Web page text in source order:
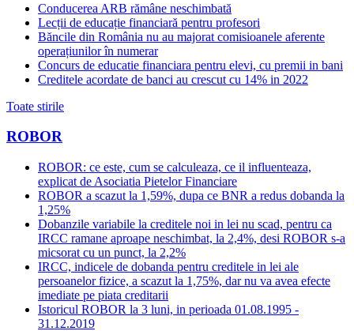
Conducerea ARB rămâne neschimbată
Lecții de educație financiară pentru profesori
Băncile din România nu au majorat comisioanele aferente
operațiunilor în numerar
Concurs de educatie financiara pentru elevi, cu premii in bani
Creditele acordate de banci au crescut cu 14% in 2022
Toate stirile
ROBOR
ROBOR: ce este, cum se calculeaza, ce il influenteaza,
explicat de Asociatia Pietelor Financiare
ROBOR a scazut la 1,59%, dupa ce BNR a redus dobanda la
1,25%
Dobanzile variabile la creditele noi in lei nu scad, pentru ca
IRCC ramane aproape neschimbat, la 2,4%, desi ROBOR s-a
micsorat cu un punct, la 2,2%
IRCC, indicele de dobanda pentru creditele in lei ale
persoanelor fizice, a scazut la 1,75%, dar nu va avea efecte
imediate pe piata creditarii
Istoricul ROBOR la 3 luni, in perioada 01.08.1995 -
31.12.2019